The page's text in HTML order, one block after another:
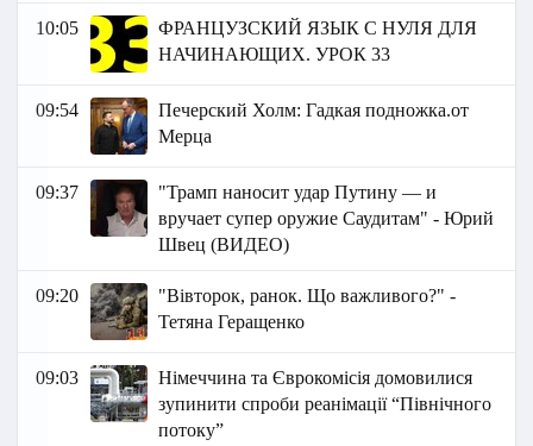
10:05
ФРАНЦУЗСКИЙ ЯЗЫК C НУЛЯ ДЛЯ
НАЧИНАЮЩИХ. УРОК 33
09:54
Печерский Холм: Гадкая подножка.от
Мерца
09:37
"Трамп наносит удар Путину — и
вручает супер оружие Саудитам" - Юрий
Швец (ВИДЕО)
09:20
"Вівторок, ранок. Що важливого?" -
Тетяна Геращенко
09:03
Німеччина та Єврокомісія домовилися
зупинити спроби реанімації “Північного
потоку”